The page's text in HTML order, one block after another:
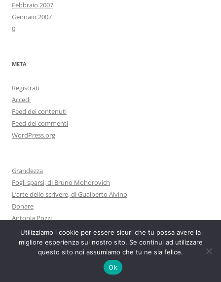
Febbraio 2007
Gennaio 2007
0
META
Registrati
Accedi
Feed dei contenuti
Feed dei commenti
WordPress.org
Grandezza
Fogli sparsi, di Bruno Mohorovich
L’arte dello scrivere, di Gualberto Alvino
Donare
Antonia Pozzi
Utilizziamo i cookie per essere sicuri che tu possa avere la
migliore esperienza sul nostro sito. Se continui ad utilizzare
questo sito noi assumiamo che tu ne sia felice.
Ok